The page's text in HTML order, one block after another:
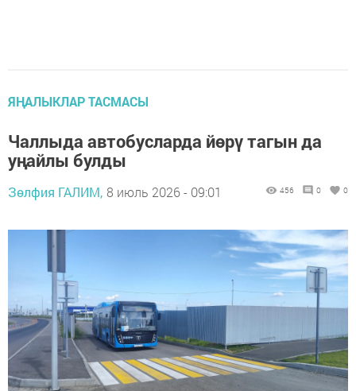
ЯҢАЛЫКЛАР ТАСМАСЫ
Чаллыда автобусларда йөрү тагын да
уңайлы булды
Зөлфия ГАЛИМ, 8 июль 2026 - 09:01 456 0 0